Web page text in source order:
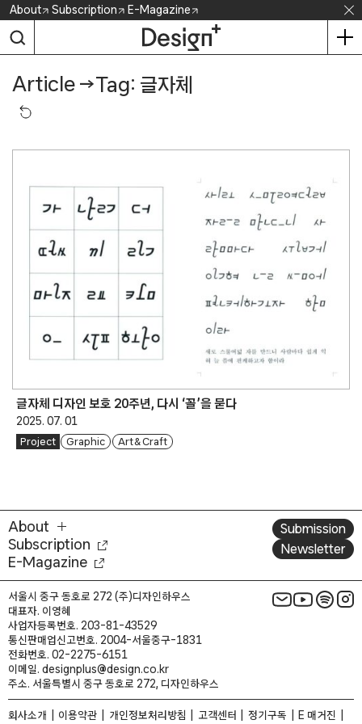
Skip
content
About Subscription E-Magazine
Article →Tag: 글자체
글자체 디자인 보호 20주년, 다시 ‘꼴’을 묻다
2025. 07. 01
Project Graphic Art & Craft
About
Subscription
E-Magazine
Submission
Newsletter
서울시 중구 동호로 272 (주)디자인하우스
대표자. 이영혜
사업자등록번호. 203-81-43529
통신판매업신고번호. 2004-서울중구-1831
전화번호. 02-2275-6151
이메일. designplus@design.co.kr
주소. 서울특별시 중구 동호로 272, 디자인하우스
회사소개 이용약관 개인정보처리방침 고객센터 정기구독
E 매거진